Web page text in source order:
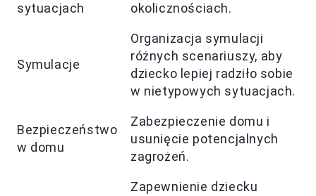
sytuacjach
okolicznościach.
Symulacje
Organizacja symulacji
różnych scenariuszy, aby
dziecko lepiej radziło sobie
w nietypowych sytuacjach.
Bezpieczeństwo
w domu
Zabezpieczenie domu i
usunięcie potencjalnych
zagrożeń.
Zapewnienie dziecku